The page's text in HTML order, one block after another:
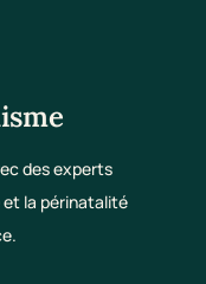
des experts
la périnatalité